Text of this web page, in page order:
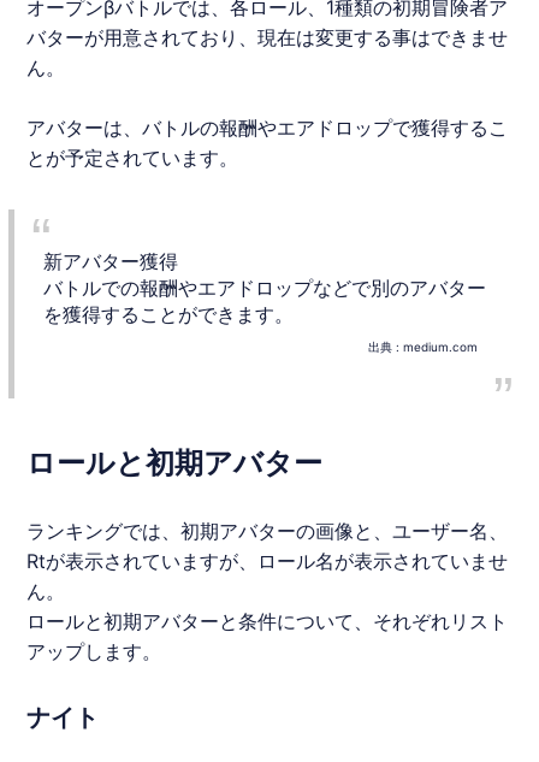
オープンβバトルでは、各ロール、1種類の初期冒険者ア
バターが用意されており、現在は変更する事はできませ
ん。
アバターは、バトルの報酬やエアドロップで獲得するこ
とが予定されています。
新アバター獲得
バトルでの報酬やエアドロップなどで別のアバター
を獲得することができます。
出典 : medium.com
ロールと初期アバター
ランキングでは、初期アバターの画像と、ユーザー名、
Rtが表示されていますが、ロール名が表示されていませ
ん。
ロールと初期アバターと条件について、それぞれリスト
アップします。
ナイト